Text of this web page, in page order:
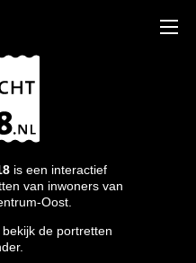
is een interactief
van inwoners van
Oost.
de portretten